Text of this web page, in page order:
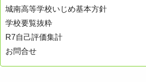
城南高等学校いじめ基本方針
学校要覧抜粋
R7自己評価集計
お問合せ